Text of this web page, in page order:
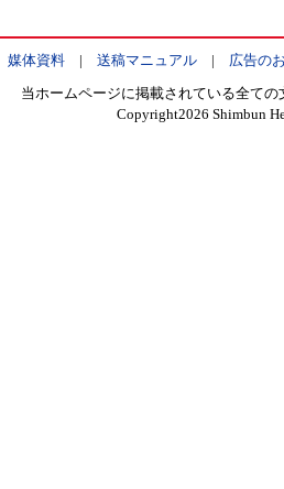
媒体資料| 送稿マニュアル| 広告の
当ホームページに掲載されている全て
Copyright2026 Shimbun